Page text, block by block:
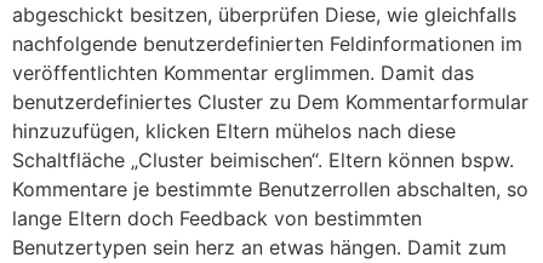
abgeschickt besitzen, überprüfen Diese, wie gleichfalls
nachfolgende benutzerdefinierten Feldinformationen im
veröffentlichten Kommentar erglimmen. Damit das
benutzerdefiniertes Cluster zu Dem Kommentarformular
hinzuzufügen, klicken Eltern mühelos nach diese
Schaltfläche „Cluster beimischen“. Eltern können bspw.
Kommentare je bestimmte Benutzerrollen abschalten, so
lange Eltern doch Feedback von bestimmten
Benutzertypen sein herz an etwas hängen. Damit zum